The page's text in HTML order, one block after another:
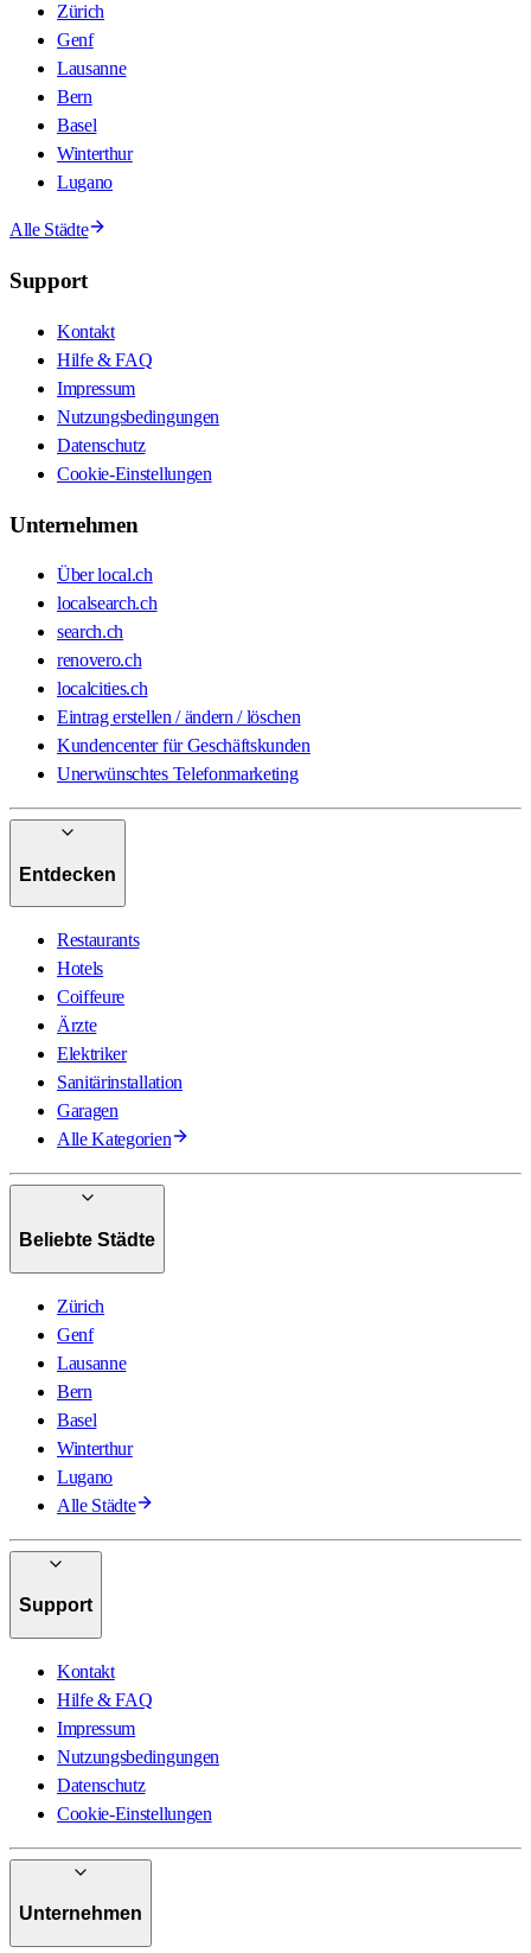
Zürich
Genf
Lausanne
Bern
Basel
Winterthur
Lugano
Alle Städte
Support
Kontakt
Hilfe & FAQ
Impressum
Nutzungsbedingungen
Datenschutz
Cookie-Einstellungen
Unternehmen
Über local.ch
localsearch.ch
search.ch
renovero.ch
localcities.ch
Eintrag erstellen / ändern / löschen
Kundencenter für Geschäftskunden
Unerwünschtes Telefonmarketing
Entdecken
Restaurants
Hotels
Coiffeure
Ärzte
Elektriker
Sanitärinstallation
Garagen
Alle Kategorien
Beliebte Städte
Zürich
Genf
Lausanne
Bern
Basel
Winterthur
Lugano
Alle Städte
Support
Kontakt
Hilfe & FAQ
Impressum
Nutzungsbedingungen
Datenschutz
Cookie-Einstellungen
Unternehmen